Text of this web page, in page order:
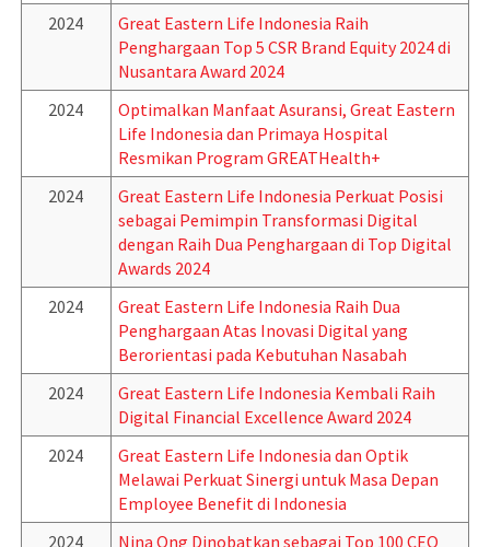
2024
Great Eastern Life Indonesia Raih
Penghargaan Top 5 CSR Brand Equity 2024 di
Nusantara Award 2024
2024
Optimalkan Manfaat Asuransi, Great Eastern
Life Indonesia dan Primaya Hospital
Resmikan Program GREATHealth+
2024
Great Eastern Life Indonesia Perkuat Posisi
sebagai Pemimpin Transformasi Digital
dengan Raih Dua Penghargaan di Top Digital
Awards 2024
2024
Great Eastern Life Indonesia Raih Dua
Penghargaan Atas Inovasi Digital yang
Berorientasi pada Kebutuhan Nasabah
2024
Great Eastern Life Indonesia Kembali Raih
Digital Financial Excellence Award 2024
2024
Great Eastern Life Indonesia dan Optik
Melawai Perkuat Sinergi untuk Masa Depan
Employee Benefit di Indonesia
2024
Nina Ong Dinobatkan sebagai Top 100 CEO